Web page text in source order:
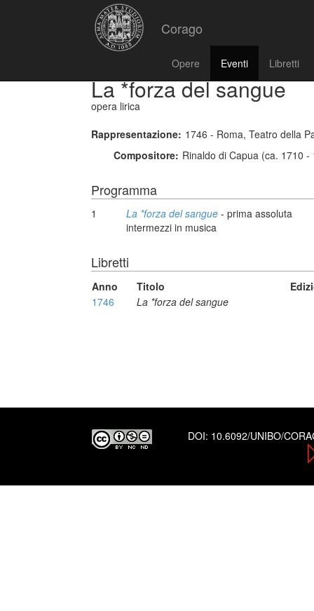
Corago
Opere Eventi Libretti
La *forza del sangue
opera lirica
Rappresentazione: 1746 - Roma, Teatro della
Compositore: Rinaldo di Capua (ca. 1710 -
Programma
1 La *forza del sangue - prima assoluta
intermezzi in musica
Libretti
Anno Titolo
1746
La *forza del sangue
DOI: 10.6092/UNIBO/